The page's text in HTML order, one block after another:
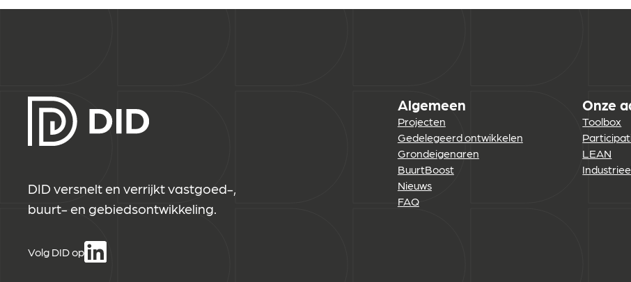
DID versnelt en verrijkt vastgoed-,
buurt- en gebiedsontwikkeling.
Volg DID op
Algemeen
Projecten
Gedelegeerd ontwikkelen
Grondeigenaren
BuurtBoost
Nieuws
FAQ
Onze
Toolbox
LEAN